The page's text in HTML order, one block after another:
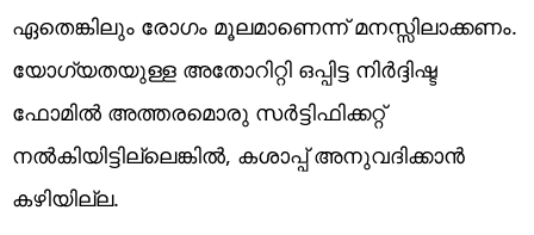
ഏതെങ്കിലും രോഗം മൂലമാണെന്ന് മനസ്സിലാക്കണം.
യോഗ്യതയുള്ള അതോറിറ്റി ഒപ്പിട്ട നിർദ്ദിഷ്ട
ഫോമിൽ അത്തരമൊരു സർട്ടിഫിക്കറ്റ്
നൽകിയിട്ടില്ലെങ്കിൽ, കശാപ്പ് അനുവദിക്കാൻ
കഴിയില്ല.